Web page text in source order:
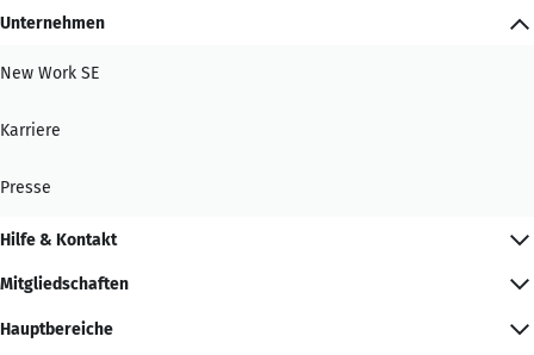
Unternehmen
New Work SE
Karriere
Presse
Hilfe & Kontakt
Mitgliedschaften
Hauptbereiche